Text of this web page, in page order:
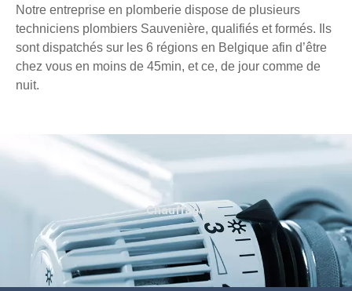
Notre entreprise en plomberie dispose de plusieurs
techniciens plombiers Sauvenière, qualifiés et formés. Ils
sont dispatchés sur les 6 régions en Belgique afin d’être
chez vous en moins de 45min, et ce, de jour comme de
nuit.
Chauffage